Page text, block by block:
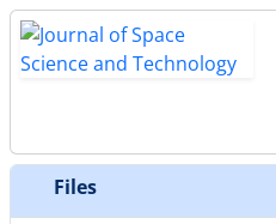
Files